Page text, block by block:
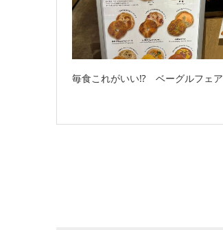
毎食これがいい⁉ ベーグルフェア